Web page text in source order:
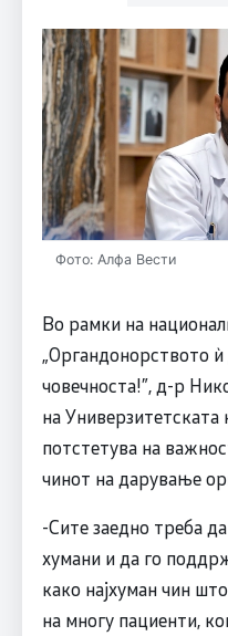
Фото: Алфа Вести
Во рамки на
„Органдонорството ѝ
човечноста!”, д-р
на Универзитетската
потстетува на
чинот на дарување
-Сите заедно треба
хумани и да го
како најхуман чин
на многу пациенти,